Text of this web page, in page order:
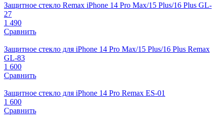
Защитное стекло Remax iPhone 14 Pro Max/15 Plus/16 Plus GL-
27
1 490
Сравнить
Защитное стекло для iPhone 14 Pro Max/15 Plus/16 Plus Remax
GL-83
1 600
Сравнить
Защитное стекло для iPhone 14 Pro Remax ES-01
1 600
Сравнить